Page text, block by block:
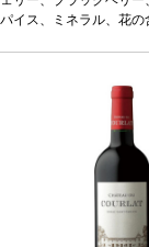
ルネ・フラン 14%
パイス、ミネラル、花